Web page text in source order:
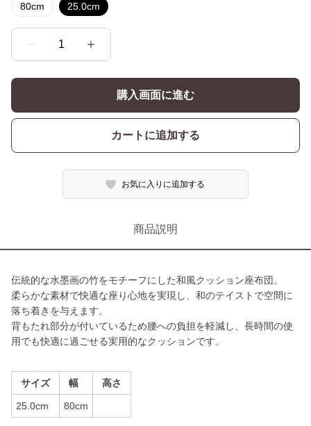
80cm 25.0cm
1
購入画面に進む
カートに追加する
お気に入りに追加する
商品説明
伝統的な水墨画の竹をモチーフにした和風クッション座布団。
柔らかな素材で快適な座り心地を実現し、和のテイストで空間に
落ち着きを与えます。
背もたれ部分が付いているため腰への負担を軽減し、長時間の使
用でも快適に過ごせる実用的なクッションです。
サイズ 幅 高さ
25.0cm 80cm